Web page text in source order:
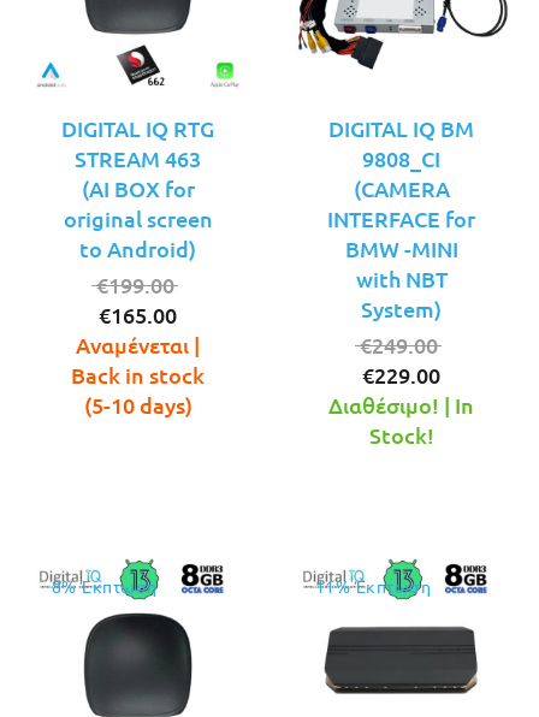
DIGITAL IQ RTG
STREAM 463
(AI BOX for
original screen
to Android)
€199.00
was:
€199.00.
€165.00
τρέχουσα
τιμή
είναι:
Αναμένεται |
Back in stock
(5-10 days)
DIGITAL IQ BM
9808_CI
(CAMERA
INTERFACE for
BMW -MINI
with NBT
System)
€249.00
was:
€229.00
τρέχουσα
Διαθέσιμο! | In
Stock!
8% Έκπτωση 11% Έκπτωση